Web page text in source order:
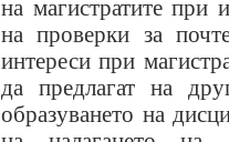
на магистратите при
на проверки за
интереси при
да предлагат на
образуването на